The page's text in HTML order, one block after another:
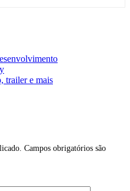
trailer e mais
Campos obrigatórios são